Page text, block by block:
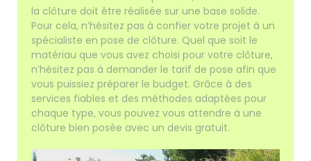
la clôture doit être réalisée sur une base solide.
Pour cela, n’hésitez pas à confier votre projet à un
spécialiste en pose de clôture. Quel que soit le
matériau que vous avez choisi pour votre clôture,
n’hésitez pas à demander le tarif de pose afin que
vous puissiez préparer le budget. Grâce à des
services fiables et des méthodes adaptées pour
chaque type, vous pouvez vous attendre à une
clôture bien posée avec un devis gratuit.